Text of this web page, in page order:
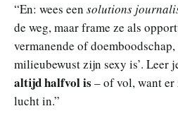
“En: wees een solutions
de weg, maar frame ze als
vermanende of
milieubewust zijn sexy is’. Leer
altijd halfvol is – of vol, want
lucht in.”